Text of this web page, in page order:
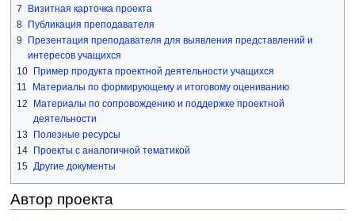
7
Визитная карточка проекта
8 Публикация преподавателя
9
Презентация преподавателя для выявления представлений и
интересов учащихся
10
Пример продукта проектной деятельности учащихся
11
Материалы по формирующему и итоговому оцениванию
12
Материалы по сопровождению и поддержке проектной
деятельности
13
Полезные ресурсы
14
Проекты с аналогичной тематикой
15 Другие документы
Автор проекта